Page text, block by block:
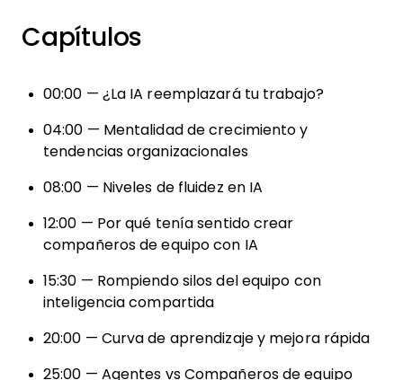
Capítulos
00:00 — ¿La IA reemplazará tu trabajo?
04:00 — Mentalidad de crecimiento y
tendencias organizacionales
08:00 — Niveles de fluidez en IA
12:00 — Por qué tenía sentido crear
compañeros de equipo con IA
15:30 — Rompiendo silos del equipo con
inteligencia compartida
20:00 — Curva de aprendizaje y mejora rápida
25:00 — Agentes vs Compañeros de equipo